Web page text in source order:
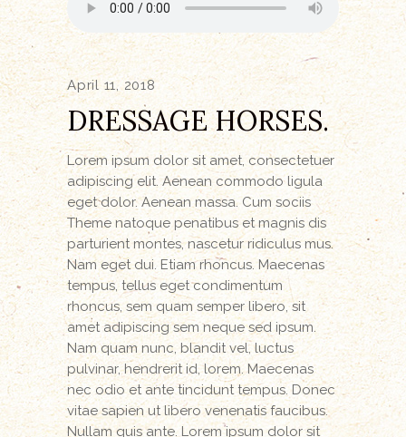
April 11, 2018
DRESSAGE HORSES.
Lorem ipsum dolor sit amet, consectetuer
adipiscing elit. Aenean commodo ligula
eget dolor. Aenean massa. Cum sociis
Theme natoque penatibus et magnis dis
parturient montes, nascetur ridiculus mus.
Nam eget dui. Etiam rhoncus. Maecenas
tempus, tellus eget condimentum
rhoncus, sem quam semper libero, sit
amet adipiscing sem neque sed ipsum.
Nam quam nunc, blandit vel, luctus
pulvinar, hendrerit id, lorem. Maecenas
nec odio et ante tincidunt tempus. Donec
vitae sapien ut libero venenatis faucibus.
Nullam quis ante. Lorem ipsum dolor sit